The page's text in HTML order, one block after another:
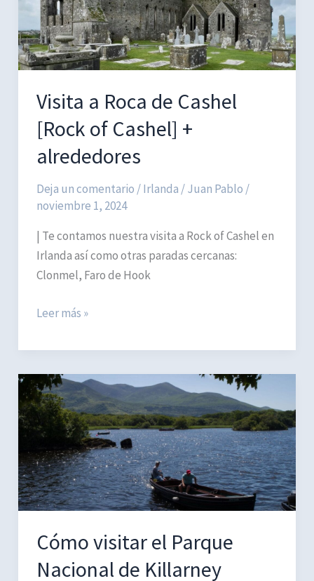
en
un
día
Visita a Roca de Cashel
[Rock of Cashel] +
alrededores
Deja un comentario /Irlanda /Juan Pablo /
noviembre 1, 2024
| Te contamos nuestra visita a Rock of Cashel en
Irlanda así como otras paradas cercanas:
Clonmel, Faro de Hook
Visita
Roca
de
Cashel
[Rock
of
Cashel]
+
alrededores
Leer más »
Cómo visitar el Parque
Nacional de Killarney